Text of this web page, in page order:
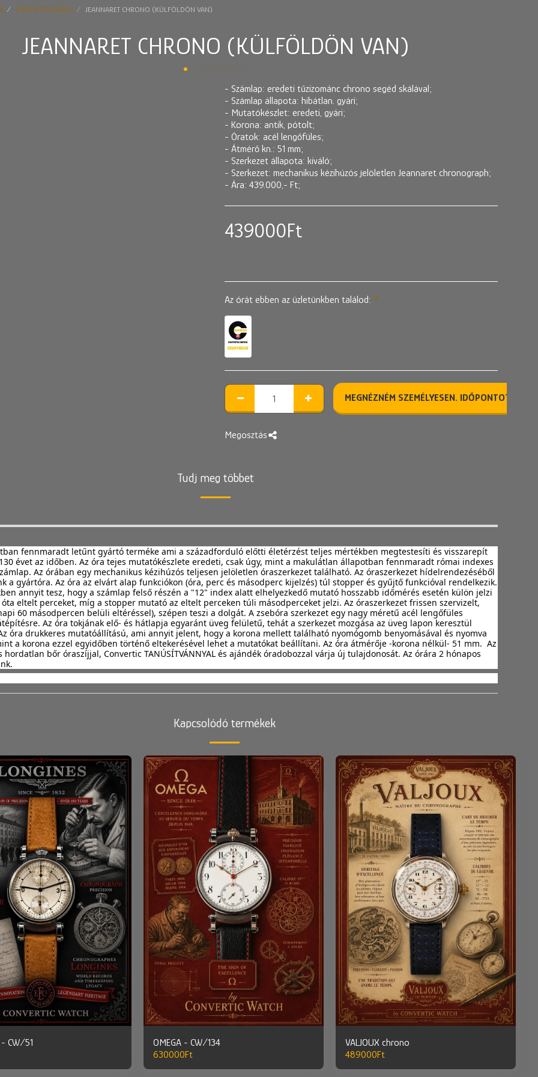
ELÉRHETŐ ÓRÁINK JEANNARET CHRONO (KÜLFÖLDÖN VAN)
JEANNARET CHRONO (KÜLFÖLDÖN VAN)
- Számlap: eredeti tűzizománc chrono segéd skálával;
- Számlap állapota: hibátlan. gyári;
- Mutatókészlet: eredeti, gyári;
- Korona: antik, pótolt;
- Óratok: acél lengőfüles;
- Átmérő kn.: 51 mm;
- Szerkezet állapota: kiváló;
- Szerkezet: mechanikus kézihúzós jelöletlen Jeannaret chronograph;
- Ára: 439.000,- Ft;
439000Ft
Az órát ebben az üzletünkben találod: *
MEGNÉZNÉM SZEMÉLYESEN. IDŐPONTOT
Megosztás
Tudj meg többet
fennmaradt letűnt gyártó terméke ami a századforduló előtti életérzést teljes mértékben megtestesíti és visszarepít
évet az időben. Az óra tejes mutatókészlete eredeti, csak úgy, mint a makulátlan állapotban fennmaradt római indexes
Az órában egy mechanikus kézihúzós teljesen jelöletlen óraszerkezet található. Az óraszerkezet hídelrendezéséből
a gyártóra. Az óra az elvárt alap funkciókon (óra, perc és másodperc kijelzés) túl stopper és gyűjtő funkcióval rendelkezik.
annyit tesz, hogy a számlap felső részén a "12" index alatt elhelyezkedő mutató hosszabb időmérés esetén külön jelzi
eltelt perceket, míg a stopper mutató az eltelt perceken túli másodperceket jelzi. Az óraszerkezet frissen szervizelt,
60 másodpercen belüli eltéréssel), szépen teszi a dolgát. A zsebóra szerkezet egy nagy méretű acél lengőfüles
Az óra tokjának elő- és hátlapja egyaránt üveg felületű, tehát a szerkezet mozgása az üveg lapon keresztül
óra drukkeres mutatóállítású, ami annyit jelent, hogy a korona mellett található nyomógomb benyomásával és nyomva
a korona ezzel egyidőben történő eltekerésével lehet a mutatókat beállítani. Az óra átmérője -korona nélkül- 51 mm.  Az
bőr óraszíjjal, Convertic TANÚSÍTVÁNNYAL és ajándék óradobozzal várja új tulajdonosát. Az órára 2 hónapos
Kapcsolódó termékek
- CW/51
OMEGA - CW/134
630000Ft
VALJOUX chrono
489000Ft